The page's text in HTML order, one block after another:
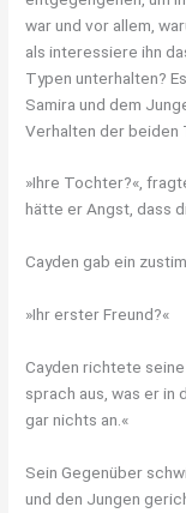
war und vor allem,
als interessiere ihn
Typen unterhalten?
Samira und dem
Verhalten der beiden
»Ihre Tochter?«,
hätte er Angst, dass
Cayden gab ein
»Ihr erster Freund?«
Cayden richtete
sprach aus, was er in
gar nichts an.«
Sein Gegenüber
und den Jungen